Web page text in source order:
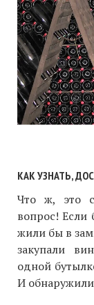
КАК УЗНАТЬ,
Что ж, это
вопрос!
жили бы в
закупали
одной
И